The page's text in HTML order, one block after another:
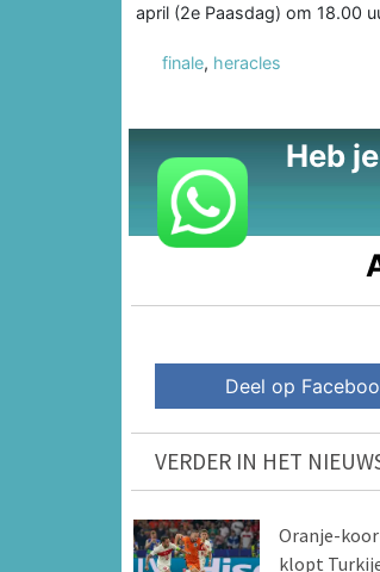
april (2e Paasdag) om 18.00
finale, heracles
Heb
Deel op
VERDER IN HET
Oranje-
klopt